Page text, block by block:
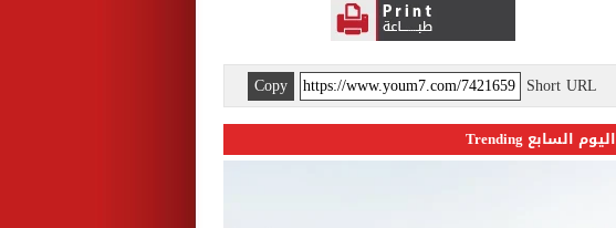
Short URL
Copy
اليوم السابع Trending